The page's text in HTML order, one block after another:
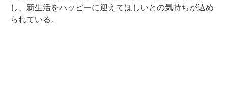
し、新生活をハッピーに迎えてほしいとの気持ちが込め
られている。